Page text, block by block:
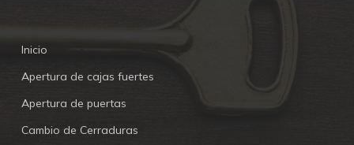
Inicio
Apertura de cajas fuertes
Apertura de puertas
Cambio de Cerraduras